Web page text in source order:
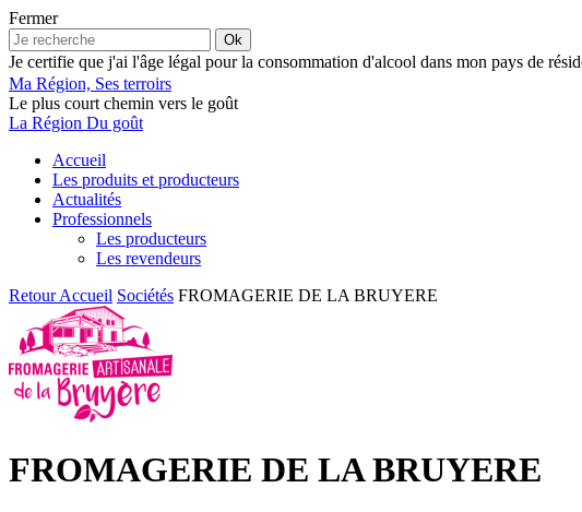
Fermer
Ok
Je certifie que j'ai l'âge légal pour la consommation d'alcool dans mon pays de
Ma Région, Ses terroirs
Le plus court chemin vers le goût
La Région Du goût
Accueil
Les produits et producteurs
Actualités
Professionnels
Les producteurs
Les revendeurs
RetourAccueil Sociétés FROMAGERIE DE LA BRUYERE
FROMAGERIE DE LA BRUYERE